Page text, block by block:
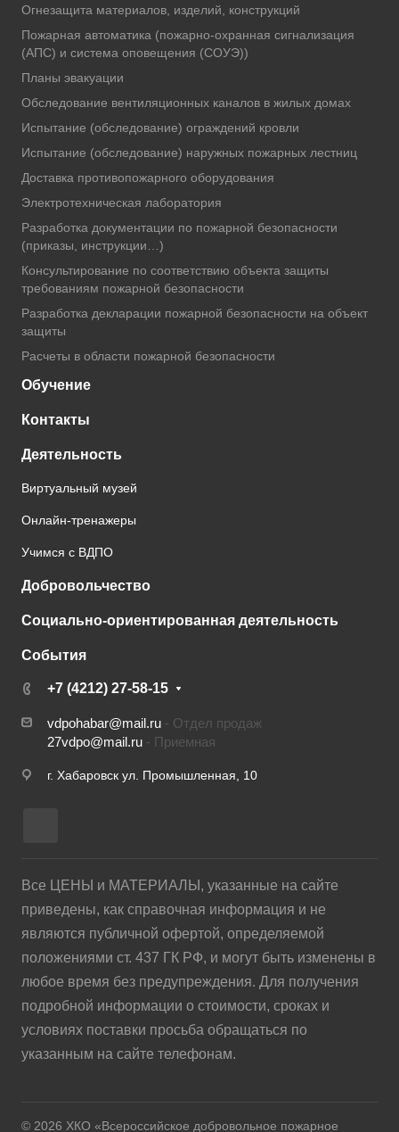
Огнезащита материалов, изделий, конструкций
Пожарная автоматика (пожарно-охранная сигнализация
(АПС) и система оповещения (СОУЭ))
Планы эвакуации
Обследование вентиляционных каналов в жилых домах
Испытание (обследование) ограждений кровли
Испытание (обследование) наружных пожарных лестниц
Доставка противопожарного оборудования
Электротехническая лаборатория
Разработка документации по пожарной безопасности
(приказы, инструкции…)
Консультирование по соответствию объекта защиты
требованиям пожарной безопасности
Разработка декларации пожарной безопасности на объект
защиты
Расчеты в области пожарной безопасности
Обучение
Контакты
Деятельность
Виртуальный музей
Онлайн-тренажеры
Учимся с ВДПО
Добровольчество
Социально-ориентированная деятельность
События
+7 (4212) 27-58-15
vdpohabar@mail.ru - Отдел продаж
27vdpo@mail.ru - Приемная
г. Хабаровск ул. Промышленная, 10
Все ЦЕНЫ и МАТЕРИАЛЫ, указанные на сайте
приведены, как справочная информация и не
являются публичной офертой, определяемой
положениями ст. 437 ГК РФ, и могут быть изменены в
любое время без предупреждения. Для получения
подробной информации о стоимости, сроках и
условиях поставки просьба обращаться по
указанным на сайте телефонам.
© 2026 ХКО «Всероссийское добровольное пожарное